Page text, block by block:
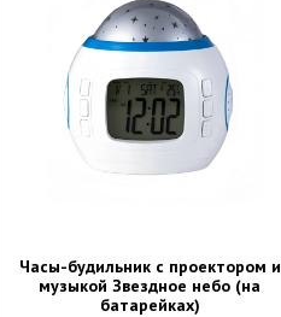
Часы-будильник с проектором и
музыкой Звездное небо (на
батарейках)